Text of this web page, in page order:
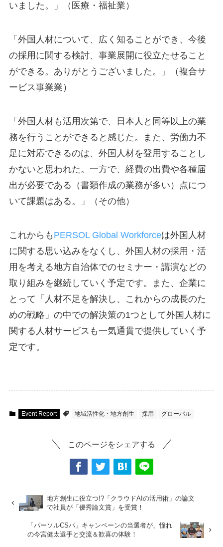
いました。」（医療・福祉業）
「外国人材について、広く知ることができ、今後
の採用に関する検討、事業展開に役立たせること
ができる。ありがとうございました。」（複合サ
ービス事業業）
「外国人材も活用次第で、日本人と同等以上の業
務を行うことができると感じた。また、労働力不
足に対応できるのは、外国人材を登用することし
かないと思われた。一方で、経費の出費や各種届
出が必要である（書類作成の業務が多い）点につ
いて課題はある。」（その他）
これからも PERSOL Global Workforceは外国人材
に関する思い込みをなくし、外国人材の採用・活
用を考える地方自治体でのセミナー・講演などの
取り組みを継続していく予定です。また、企業に
とって「人材不足を解決し、これからの成長のた
めの戦略」の中での解決策の1つとして外国人材に
関する人材サービスも一気通貫で提供していく予
定です。
Event Report 地域活性化・地方創生 採用 グローバル
このページをシェアする
地方創生に役立つ!?「クラウドAIの活用術」の論文
で社員が「優秀論文賞」を受賞！
「パーソルCSパ」キャンペーンの当選者が、憧れ
の今宮健太選手と交流＆歓喜の体験！